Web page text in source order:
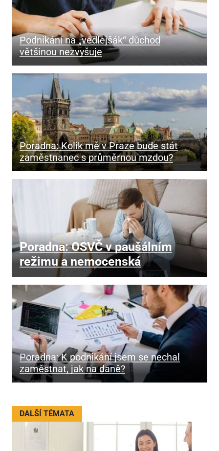
Podnikání na „vedlejšák“ důchod
většinou nezvyšuje
Poradna: Kolik mě v Praze bude stát
zaměstnanec s průměrnou mzdou?
Poradna: OSVČ v paušálním
režimu a nemocenská
Poradna: K podnikání jsem se nechal
zaměstnat, jak na daně?
DALŠÍ TÉMATA